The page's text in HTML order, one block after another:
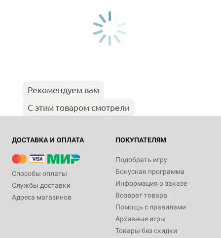
Рекомендуем вам
С этим товаром смотрели
ДОСТАВКА И ОПЛАТА
Способы оплаты
Службы доставки
Адреса магазинов
ПОКУПАТЕЛЯМ
Подобрать игру
Бонусная программа
Информация о заказе
Возврат товара
Помощь с правилами
Архивные игры
Товары без скидки